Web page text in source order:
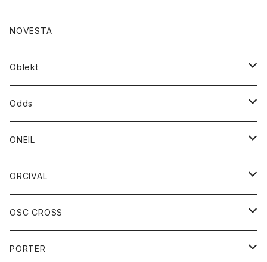
ウォレット
靴
トップス
ジャケット
シャツ
ボトム
ショートパンツ
パンツ
レディース
シャツ
Tシャツ
ジャケット
バッグ
ブレスレット
グッズ
靴
ストール/マフラー
トップス
シャツ
シャツジャケット
ボトム
ショートパンツ
ジーンズ
トップス
カットソー
スエット
ボトム
NOVESTA
Oblekt
ボトム
ショートパンツ
パンツ
レディース
ボトム
Odds
帽子
ONEIL
スカート
ORCIVAL
アウター
コート
アクセサリー
OSC CROSS
ダウンジャケット
PORTER